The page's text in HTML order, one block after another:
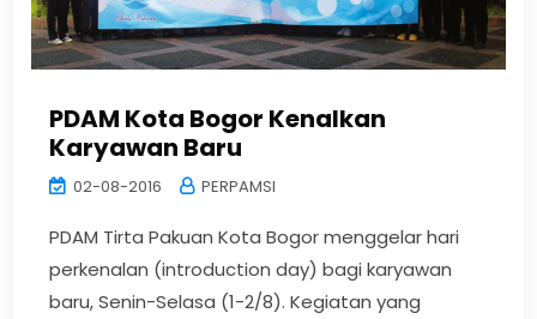
PDAM Kota Bogor Kenalkan
Karyawan Baru
02-08-2016 PERPAMSI
PDAM Tirta Pakuan Kota Bogor menggelar hari
perkenalan (introduction day) bagi karyawan
baru, Senin-Selasa (1-2/8). Kegiatan yang